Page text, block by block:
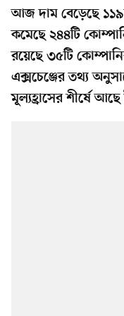
আজ দাম বেড়েছে
কমেছে ২৪৪টি
রয়েছে ৩৫টি
এক্সচেঞ্জের তথ্য
মূল্যহ্রাসের শীর্ষে